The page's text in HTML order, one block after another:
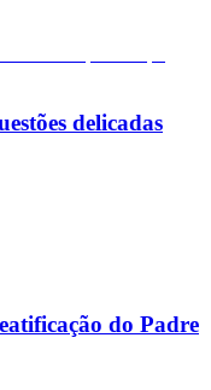
delicadas
do Padre